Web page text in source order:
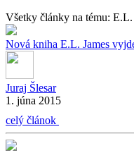
Všetky články na tému: E.L.
Nová kniha E.L. James
Juraj Šlesar
1. júna 2015
celý článok